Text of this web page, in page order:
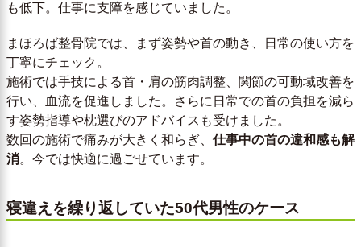
も低下。仕事に支障を感じていました。
まほろば整骨院では、まず姿勢や首の動き、日常の使い方を
丁寧にチェック。
施術では手技による首・肩の筋肉調整、関節の可動域改善を
行い、血流を促進しました。さらに日常での首の負担を減ら
す姿勢指導や枕選びのアドバイスも受けました。
数回の施術で痛みが大きく和らぎ、 仕事中の首の違和感も解
消。今では快適に過ごせています。
寝違えを繰り返していた50代男性のケース